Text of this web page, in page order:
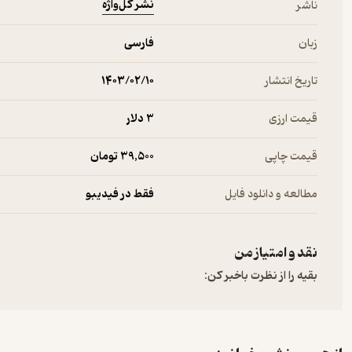
چهارگزينه‌اي قرار داده شده است.
آزمون‌هاي ميان نوبت و پايان نوبت
مطابق با بودجه‌بندي امتحانات ترم مدارس آمده است تا تسلط
در اين قسمت جهت کمک به يادگيري دانش‌آموزان پاسخ‌نامه‌ي تشريحي
ناشر نشر گل‌واژه
زبان فارسی
تاریخ انتشار ۱۴۰۳/۰۲/۱۰
قیمت ارزی 3 دلار
قیمت چاپی 39,500 تومان
مطالعه و دانلود فایل فقط در فیدیبو
نقد و امتیاز من
بقیه را از نظرت باخبر کن: